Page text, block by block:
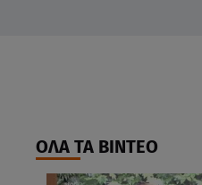
ΟΛΑ ΤΑ ΒΙΝΤΕΟ